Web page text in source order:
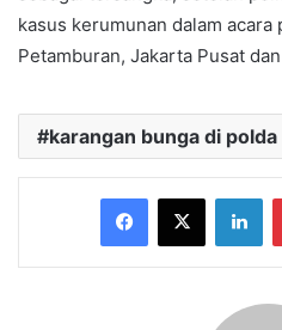
kasus kerumunan dalam
Petamburan, Jakarta Pusat
karangan bunga di polda
Facebook
X